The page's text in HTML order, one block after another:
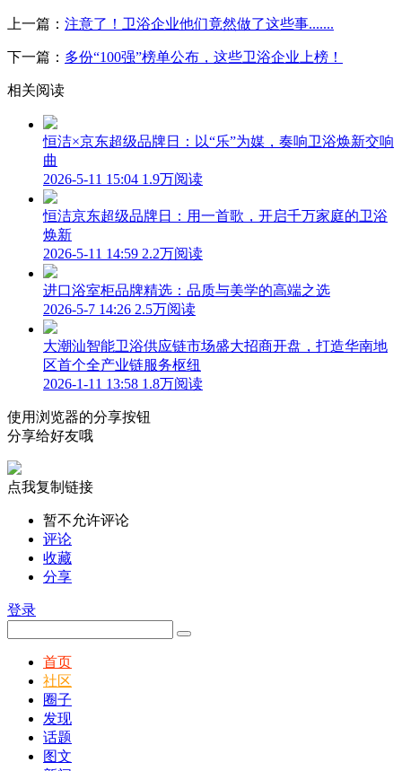
上一篇： 注意了！卫浴企业他们竟然做了这些事.......
下一篇： 多份“100强”榜单公布，这些卫浴企业上榜！
相关阅读
恒洁×京东超级品牌日：以“乐”为媒，奏响卫浴焕新交响
曲
2026-5-11 15:04 1.9万阅读
恒洁京东超级品牌日：用一首歌，开启千万家庭的卫浴
焕新
2026-5-11 14:59 2.2万阅读
进口浴室柜品牌精选：品质与美学的高端之选
2026-5-7 14:26 2.5万阅读
大潮汕智能卫浴供应链市场盛大招商开盘，打造华南地
区首个全产业链服务枢纽
2026-1-11 13:58 1.8万阅读
使用浏览器的分享按钮
分享给好友哦
点我复制链接
暂不允许评论
评论
收藏
分享
登录
首页
社区
圈子
发现
话题
图文